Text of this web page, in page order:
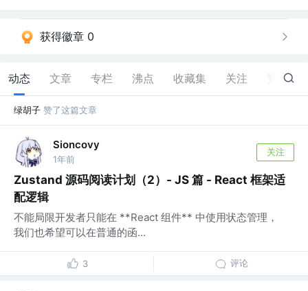
获得徽章 0
动态 文章 专栏 沸点 收藏集 关注 89
绿胡子 赞了这篇文章
Sioncovy
1年前
关注
Zustand 源码阅读计划（2）- JS 篇 - React 框架适
配逻辑
不能局限开发者只能在 **React 组件** 中使用状态管理，
我们也希望可以在普通的函...
3 评论